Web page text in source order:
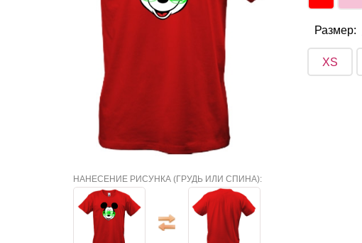
НАНЕСЕНИЕ РИСУНКА (ГРУДЬ ИЛИ СПИНА):
Размер:
XS